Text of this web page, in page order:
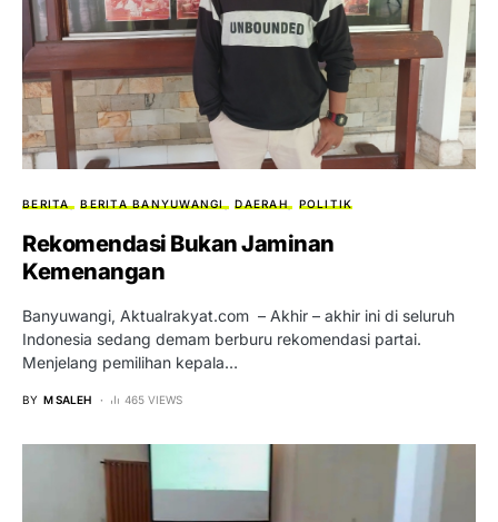
BERITA BERITA BANYUWANGI DAERAH POLITIK
Rekomendasi Bukan Jaminan
Kemenangan
Banyuwangi, Aktualrakyat.com – Akhir – akhir ini di seluruh
Indonesia sedang demam berburu rekomendasi partai.
Menjelang pemilihan kepala…
BY M SALEH 465 VIEWS